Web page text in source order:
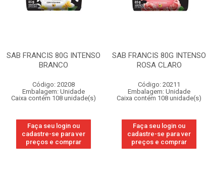
SAB FRANCIS 80G INTENSO
BRANCO
Código: 20208
Embalagem: Unidade
Caixa contém 108 unidade(s)
Faça seu login ou
cadastre-se para ver
preços e comprar
SAB FRANCIS 80G INTENSO
ROSA CLARO
Código: 20211
Embalagem: Unidade
Caixa contém 108 unidade(s)
Faça seu login ou
cadastre-se para ver
preços e comprar